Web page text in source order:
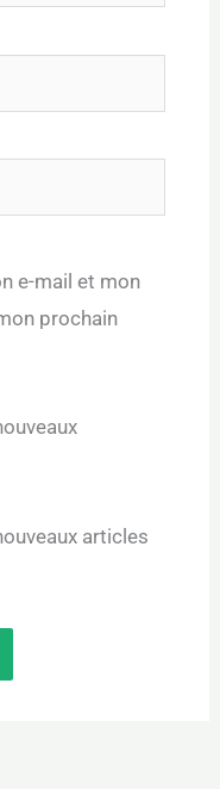
e-mail et mon
prochain
articles